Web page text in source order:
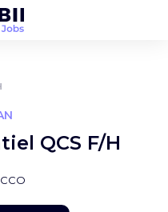
QCS F/H